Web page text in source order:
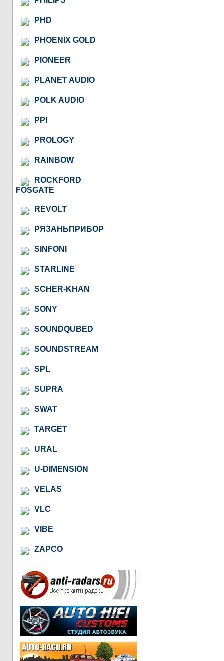
PHD
PHOENIX GOLD
PIONEER
PLANET AUDIO
POLK AUDIO
PPI
PROLOGY
RAINBOW
ROCKFORD
FOSGATE
REVOLT
РЯЗАНЬПРИБОР
SINFONI
STARLINE
SCHER-KHAN
SONY
SOUNDQUBED
SOUNDSTREAM
SPL
SUPRA
SWAT
TARGET
URAL
U-DIMENSION
VELAS
VLC
VIBE
ZAPCO